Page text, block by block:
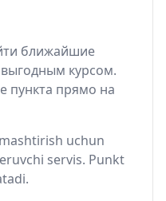
ближайшие
курсом.
пункта прямо на
uchun
servis. Punkt